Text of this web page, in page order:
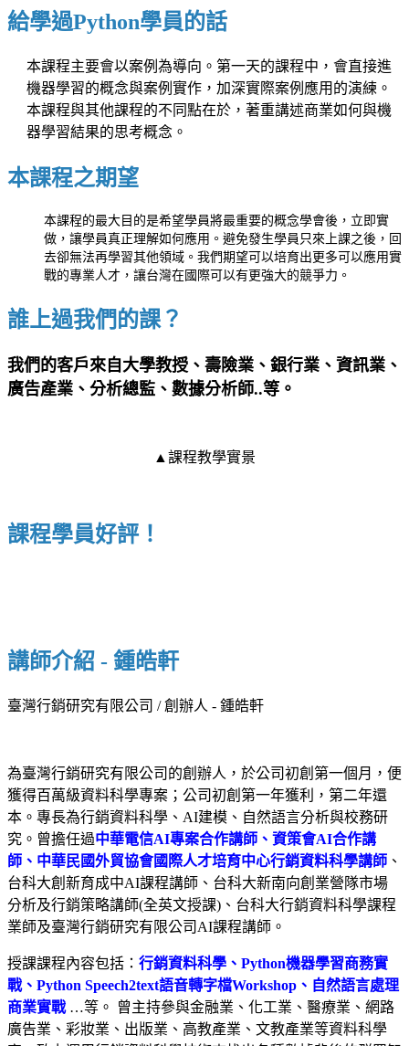
給學過Python學員的話
本課程主要會以案例為導向。第一天的課程中，會直接進
機器學習的概念與案例實作，加深實際案例應用的演練。
本課程與其他課程的不同點在於，著重講述商業如何與機
器學習結果的思考概念。
本課程之期望
本課程的最大目的是希望學員將最重要的概念學會後，立即實
做，讓學員真正理解如何應用。避免發生學員只來上課之後，回
去卻無法再學習其他領域。我們期望可以培育出更多可以應用實
戰的專業人才，讓台灣在國際可以有更強大的競爭力。
誰上過我們的課？
我們的客戶來自大學教授、壽險業、銀行業、資訊業、
廣告產業、分析總監、數據分析師..等。
▲課程教學實景
課程學員好評！
講師介紹 - 鍾皓軒
臺灣行銷研究有限公司 / 創辦人 - 鍾皓軒
為臺灣行銷研究有限公司的創辦人，於公司初創第一個月，便
獲得百萬級資料科學專案；公司初創第一年獲利，第二年還
本。專長為行銷資料科學、AI建模、自然語言分析與校務研
究。曾擔任過中華電信AI專案合作講師、資策會AI合作講
師、中華民國外貿協會國際人才培育中心行銷資料科學講師 、
台科大創新育成中AI課程講師、台科大新南向創業營隊市場
分析及行銷策略講師(全英文授課)、台科大行銷資料科學課程
業師及臺灣行銷研究有限公司AI課程講師。
授課課程內容包括： 行銷資料科學、Python機器學習商務實
戰、Python Speech2text語音轉字檔Workshop、自然語言處理
商業實戰 …等。 曾主持參與金融業、化工業、醫療業、網路
廣告業、彩妝業、出版業、高教產業、文教產業等資料科學